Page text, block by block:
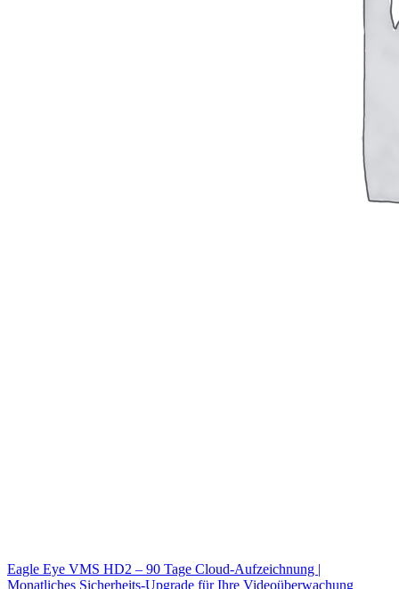
Eagle Eye VMS HD2 – 90 Tage Cloud-Aufzeichnung |
Monatliches Sicherheits-Upgrade für Ihre Videoüberwachung